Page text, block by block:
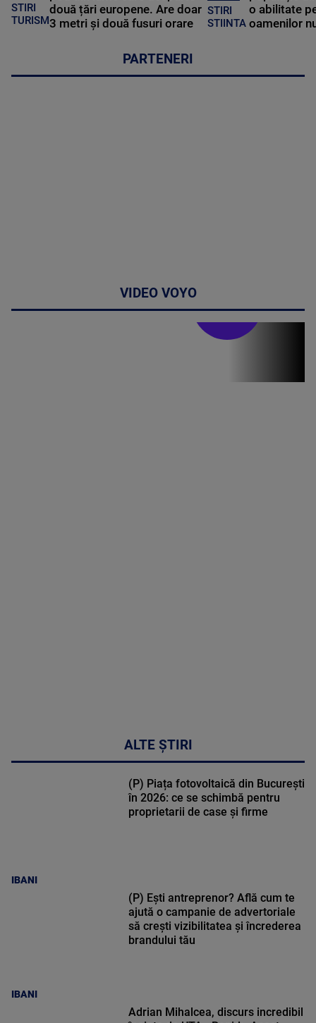
STIRI
TURISM
două țări europene. Are doar
3 metri și două fusuri orare
STIRI
STIINTA
o abilitate
oamenilor
PARTENERI
VIDEO VOYO
ALTE ȘTIRI
IBANI
(P) Piața fotovoltaică din București
în 2026: ce se schimbă pentru
proprietarii de case și firme
IBANI
(P) Ești antreprenor? Află cum te
ajută o campanie de advertoriale
să crești vizibilitatea și încrederea
brandului tău
Adrian Mihalcea, discurs incredibil